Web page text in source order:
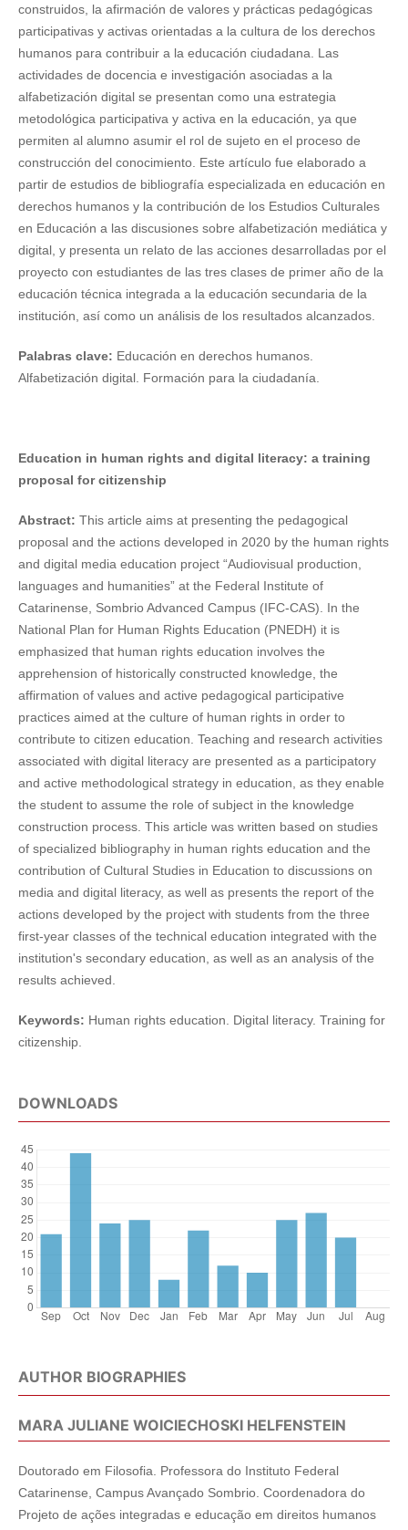
construidos, la afirmación de valores y prácticas pedagógicas
participativas y activas orientadas a la cultura de los derechos
humanos para contribuir a la educación ciudadana. Las
actividades de docencia e investigación asociadas a la
alfabetización digital se presentan como una estrategia
metodológica participativa y activa en la educación, ya que
permiten al alumno asumir el rol de sujeto en el proceso de
construcción del conocimiento. Este artículo fue elaborado a
partir de estudios de bibliografía especializada en educación en
derechos humanos y la contribución de los Estudios Culturales
en Educación a las discusiones sobre alfabetización mediática y
digital, y presenta un relato de las acciones desarrolladas por el
proyecto con estudiantes de las tres clases de primer año de la
educación técnica integrada a la educación secundaria de la
institución, así como un análisis de los resultados alcanzados.
Palabras clave: Educación en derechos humanos.
Alfabetización digital. Formación para la ciudadanía.
Education in human rights and digital literacy: a training
proposal for citizenship
Abstract: This article aims at presenting the pedagogical
proposal and the actions developed in 2020 by the human rights
and digital media education project “Audiovisual production,
languages and humanities” at the Federal Institute of
Catarinense, Sombrio Advanced Campus (IFC-CAS). In the
National Plan for Human Rights Education (PNEDH) it is
emphasized that human rights education involves the
apprehension of historically constructed knowledge, the
affirmation of values and active pedagogical participative
practices aimed at the culture of human rights in order to
contribute to citizen education. Teaching and research activities
associated with digital literacy are presented as a participatory
and active methodological strategy in education, as they enable
the student to assume the role of subject in the knowledge
construction process. This article was written based on studies
of specialized bibliography in human rights education and the
contribution of Cultural Studies in Education to discussions on
media and digital literacy, as well as presents the report of the
actions developed by the project with students from the three
first-year classes of the technical education integrated with the
institution's secondary education, as well as an analysis of the
results achieved.
Keywords: Human rights education. Digital literacy. Training for
citizenship.
DOWNLOADS
AUTHOR BIOGRAPHIES
MARA JULIANE WOICIECHOSKI HELFENSTEIN
Doutorado em Filosofia. Professora do Instituto Federal
Catarinense, Campus Avançado Sombrio. Coordenadora do
Projeto de ações integradas e educação em direitos humanos